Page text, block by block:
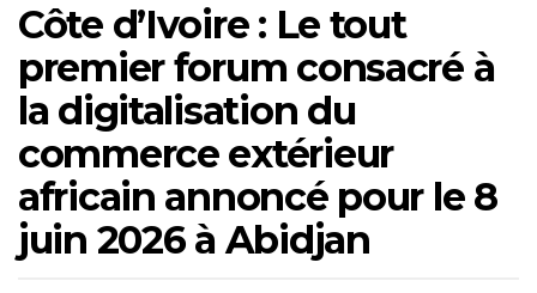
Côte d’Ivoire : Le tout
premier forum consacré à
la digitalisation du
commerce extérieur
africain annoncé pour le 8
juin 2026 à Abidjan